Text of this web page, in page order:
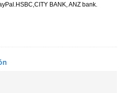
BANK, ANZ bank.